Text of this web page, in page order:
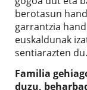
berotasun
garrantzia
euskaldunak
sentiarazten du.
Familia
duzu,